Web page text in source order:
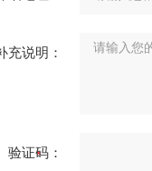
充说明：
验证码：